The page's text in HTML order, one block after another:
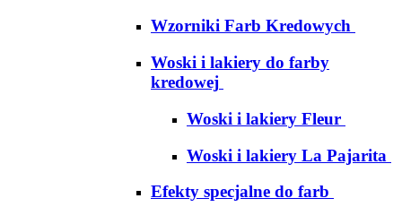
Wzorniki Farb Kredowych
Woski i lakiery do farby
kredowej
Woski i lakiery Fleur
Woski i lakiery La Pajarita
Efekty specjalne do farb